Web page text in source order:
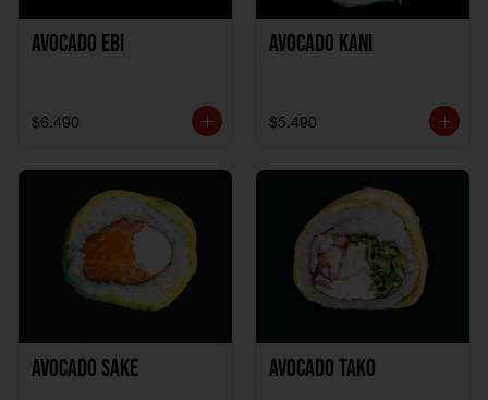
Avocado Ebi
$6.490
Avocado Kani
$5.490
Avocado Sake Avocado Tako